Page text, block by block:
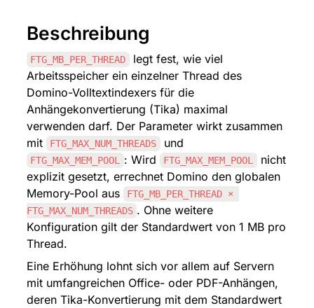
Beschreibung
FTG_MB_PER_THREAD
legt fest, wie viel
Arbeitsspeicher ein einzelner Thread des
Domino-Volltextindexers für die
Anhängekonvertierung (Tika) maximal
verwenden darf. Der Parameter wirkt zusammen
mit
FTG_MAX_NUM_THREADS
FTG_MAX_MEM_POOL : Wird FTG_MAX_MEM_POOL
nicht
explizit gesetzt, errechnet Domino den globalen
Memory-Pool aus
FTG_MB_PER_THREAD ×
FTG_MAX_NUM_THREADS . Ohne weitere
Konfiguration gilt der Standardwert von 1 MB pro
Thread.
Eine Erhöhung lohnt sich vor allem auf Servern
mit umfangreichen Office- oder PDF-Anhängen,
deren Tika-Konvertierung mit dem Standardwert